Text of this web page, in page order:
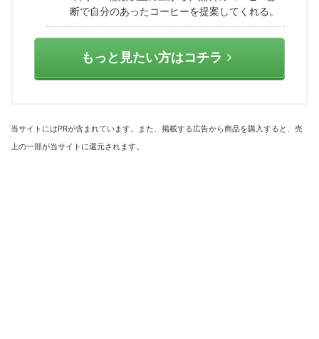
断で自分のあったコーヒーを提案してくれる。
もっと見たい方はコチラ
当サイトにはPRが含まれています。また、掲載する広告から商品を購入すると、売
上の一部が当サイトに還元されます。